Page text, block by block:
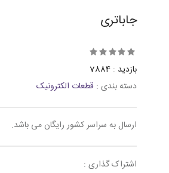
جاباتری
بازدید : 7884
دسته بندی : قطعات الکترونیک
ارسال به سراسر کشور رایگان می باشد.
اشتراک گذاری :